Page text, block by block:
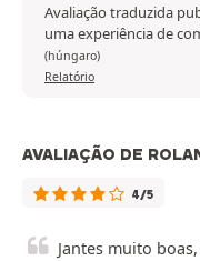
Avaliação traduzida
uma experiência de
(húngaro)
Relatório
AVALIAÇÃO DE
4/5
Jantes muito